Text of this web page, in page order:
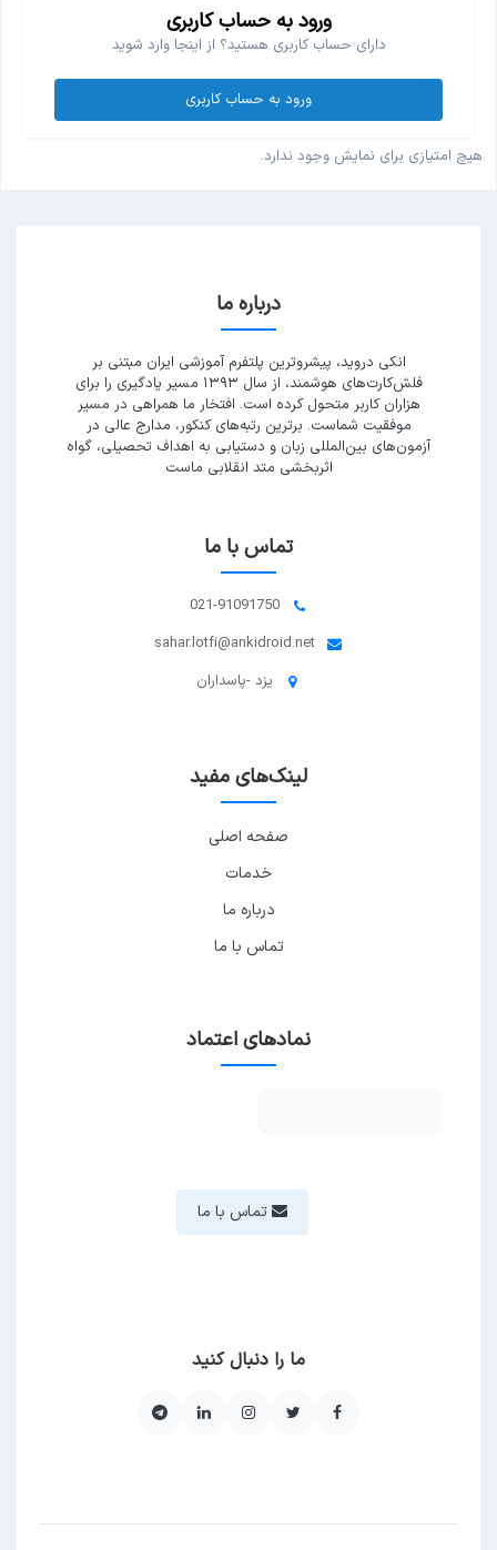
ورود به حساب کاربری
دارای حساب کاربری هستید؟ از اینجا وارد شوید
ورود به حساب کاربری
هیچ امتیازی برای نمایش وجود ندارد.
درباره ما
انکی دروید، پیشروترین پلتفرم آموزشی ایران مبتنی بر
فلش‌کارت‌های هوشمند، از سال ۱۳۹۳ مسیر یادگیری را برای
هزاران کاربر متحول کرده است. افتخار ما همراهی در مسیر
موفقیت شماست. برترین رتبه‌های کنکور، مدارج عالی در
آزمون‌های بین‌المللی زبان و دستیابی به اهداف تحصیلی، گواه
اثربخشی متد انقلابی ماست
تماس با ما
021-91091750
sahar.lotfi@ankidroid.net
یزد -پاسداران
لینک‌های مفید
صفحه اصلی
خدمات
درباره ما
تماس با ما
نمادهای اعتماد
تماس با ما
ما را دنبال کنید